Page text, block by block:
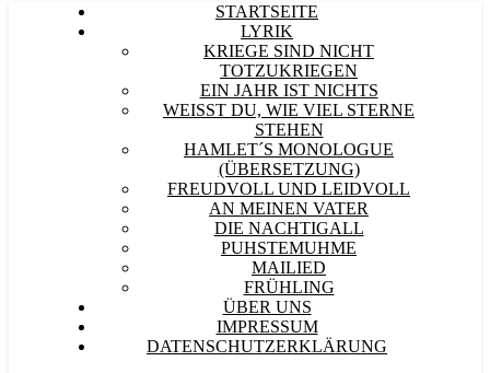
STARTSEITE
LYRIK
KRIEGE SIND NICHT
TOTZUKRIEGEN
EIN JAHR IST NICHTS
WEISST DU, WIE VIEL STERNE S
TEHEN
HAMLET´S MONOLOGUE
(ÜBERSETZUNG)
FREUDVOLL UND LEIDVOLL
AN MEINEN VATER
DIE NACHTIGALL
PUHSTEMUHME
MAILIED
FRÜHLING
ÜBER UNS
IMPRESSUM
DATENSCHUTZERKLÄRUNG